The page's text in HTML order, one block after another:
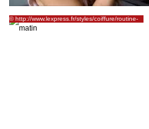
© http://www.lexpress.fr/styles/coiffure/routine-
cheveux-boucles-quels-outils-quels-
produits_1128458.html